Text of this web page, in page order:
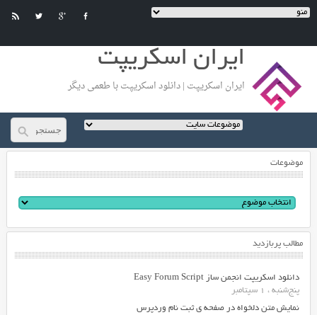
ایران اسکریپت
ایران اسکریپت | دانلود اسکریپت با طعمی دیگر
موضوعات
مطالب پربازدید
دانلود اسکریپت انجمن ساز Easy Forum Script
پنج‌شنبه ، 1 سپتامبر
نمایش متن دلخواه در صفحه ی ثبت نام وردپرس